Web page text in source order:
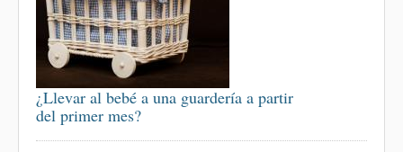
¿Llevar al bebé a una guardería a partir
del primer mes?